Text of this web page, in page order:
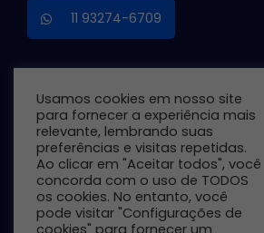
11 93274-6709
TRABALHE
Preencha o Formulário
Usamos cookies em nosso site
para fornecer a experiência mais
relevante, lembrando suas
preferências e visitas repetidas.
Ao clicar em "Aceitar todos", você
concorda com o uso de TODOS
os cookies. No entanto, você
pode visitar "Configurações de
cookies" para fornecer um